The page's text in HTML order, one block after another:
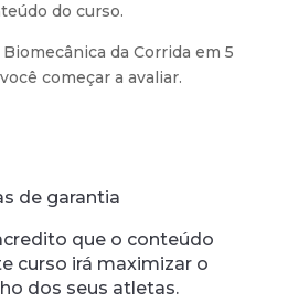
do curso.
da Corrida em 5
começar a avaliar.
de garantia
que o conteúdo
curso irá maximizar o
dos seus atletas.